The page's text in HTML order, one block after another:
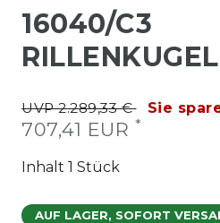
16040/C3
UVP 2.289,33 € Sie
707,41 EUR *
Inhalt 1 Stück
AUF LAGER, SOFORT